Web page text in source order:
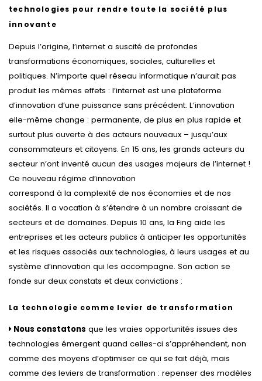
technologies pour rendre toute la société plus
innovante
Depuis l’origine, l’internet a suscité de profondes
transformations économiques, sociales, culturelles et
politiques. N’importe quel réseau informatique n’aurait pas
produit les mêmes effets : l’internet est une plateforme
d’innovation d’une puissance sans précédent. L’innovation
elle-même change : permanente, de plus en plus rapide et
surtout plus ouverte à des acteurs nouveaux – jusqu’aux
consommateurs et citoyens. En 15 ans, les grands acteurs du
secteur n’ont inventé aucun des usages majeurs de l’internet !
Ce nouveau régime d’innovation
correspond à la complexité de nos économies et de nos
sociétés. Il a vocation à s’étendre à un nombre croissant de
secteurs et de domaines. Depuis 10 ans, la Fing aide les
entreprises et les acteurs publics à anticiper les opportunités
et les risques associés aux technologies, à leurs usages et au
système d’innovation qui les accompagne. Son action se
fonde sur deux constats et deux convictions :
La technologie comme levier de transformation
Nous constatons que les vraies opportunités issues des
technologies émergent quand celles-ci s’appréhendent, non
comme des moyens d’optimiser ce qui se fait déjà, mais
comme des leviers de transformation : repenser des modèles